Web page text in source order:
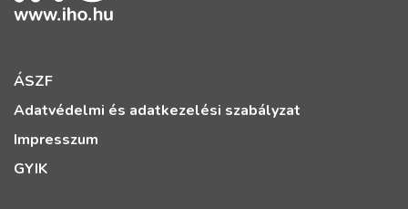
ÁSZF
Adatvédelmi és adatkezelési szabályzat
Impresszum
GYIK